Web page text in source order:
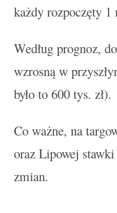
każdy rozpoczęty 1
Według prognoz,
wzrosną w
było to 600 tys. zł).
Co ważne, na
oraz Lipowej stawki
zmian.